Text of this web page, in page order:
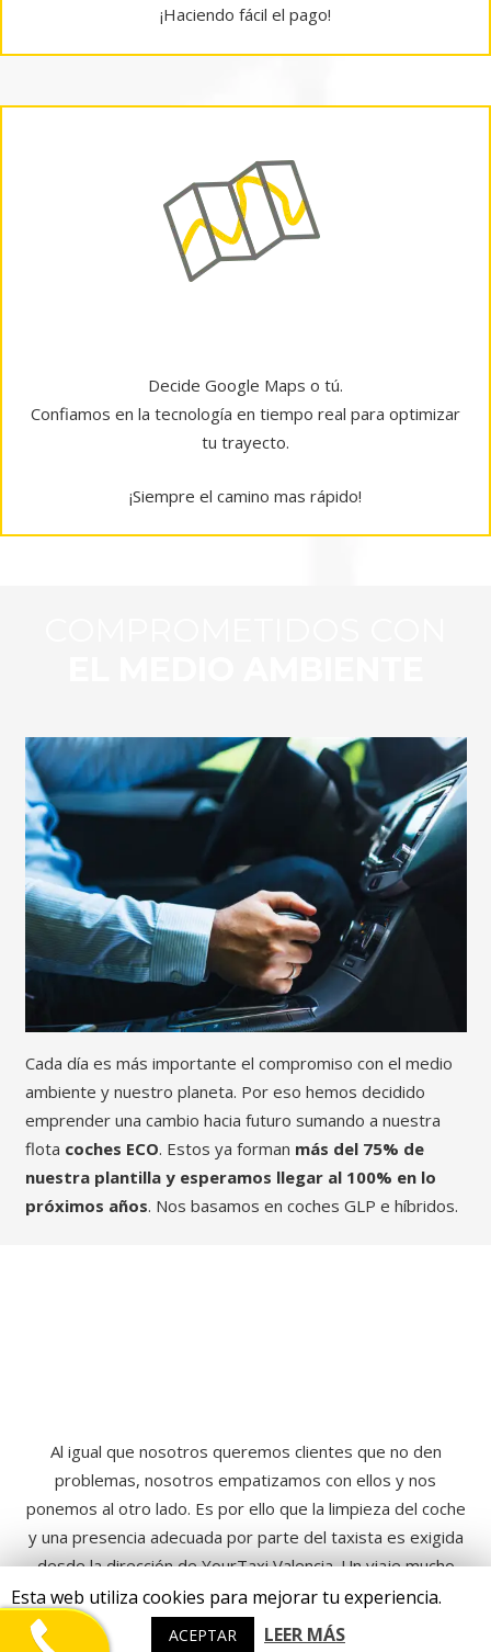
¡Haciendo fácil el pago!
Decide Google Maps o tú.
Confiamos en la tecnología en tiempo real para optimizar
tu trayecto.
¡Siempre el camino mas rápido!
Cada día es más importante el compromiso con el medio
ambiente y nuestro planeta. Por eso hemos decidido
emprender una cambio hacia futuro sumando a nuestra
flota coches ECO. Estos ya forman más del 75% de
nuestra plantilla y esperamos llegar al 100% en lo
próximos años. Nos basamos en coches GLP e híbridos.
Al igual que nosotros queremos clientes que no den
problemas, nosotros empatizamos con ellos y nos
ponemos al otro lado. Es por ello que la limpieza del coche
y una presencia adecuada por parte del taxista es exigida
desde la dirección de YourTaxi Valencia. Un viaje mucho
mas cómodo para todos.
Esta web utiliza cookies para mejorar tu experiencia.
ACEPTAR LEER MÁS